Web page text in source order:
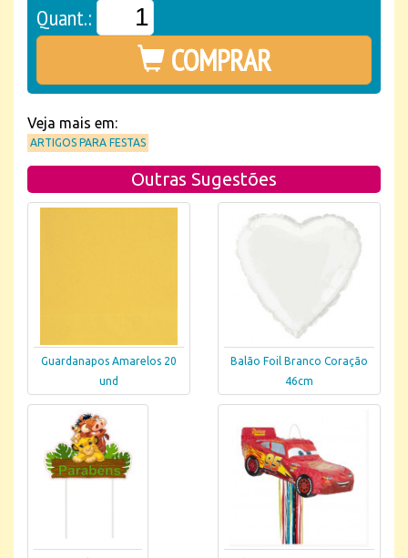
Quant.:
COMPRAR
Veja mais em:
ARTIGOS PARA FESTAS
Outras Sugestões
Guardanapos Amarelos 20
und
Balão Foil Branco Coração
46cm